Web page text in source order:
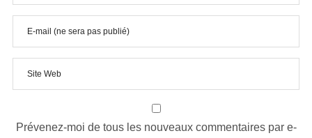
Prévenez-moi de tous les nouveaux commentaires par e-